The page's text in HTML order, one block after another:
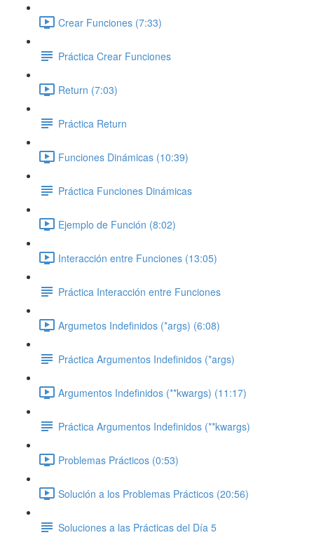
Crear Funciones (7:33)
Práctica Crear Funciones
Return (7:03)
Práctica Return
Funciones Dinámicas (10:39)
Práctica Funciones Dinámicas
Ejemplo de Función (8:02)
Interacción entre Funciones (13:05)
Práctica Interacción entre Funciones
Argumetos Indefinidos (*args) (6:08)
Práctica Argumentos Indefinidos (*args)
Argumentos Indefinidos (**kwargs) (11:17)
Práctica Argumentos Indefinidos (**kwargs)
Problemas Prácticos (0:53)
Solución a los Problemas Prácticos (20:56)
Soluciones a las Prácticas del Día 5